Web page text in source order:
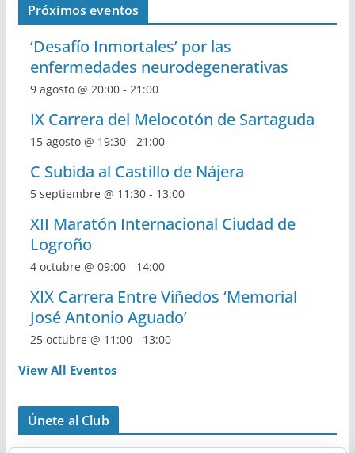
Próximos eventos
‘Desafío Inmortales’ por las
enfermedades neurodegenerativas
9 agosto @ 20:00- 21:00
IX Carrera del Melocotón de Sartaguda
15 agosto @ 19:30- 21:00
C Subida al Castillo de Nájera
5 septiembre @ 11:30- 13:00
XII Maratón Internacional Ciudad de
Logroño
4 octubre @ 09:00- 14:00
XIX Carrera Entre Viñedos ‘Memorial
José Antonio Aguado’
25 octubre @ 11:00- 13:00
View All Eventos
Únete al Club